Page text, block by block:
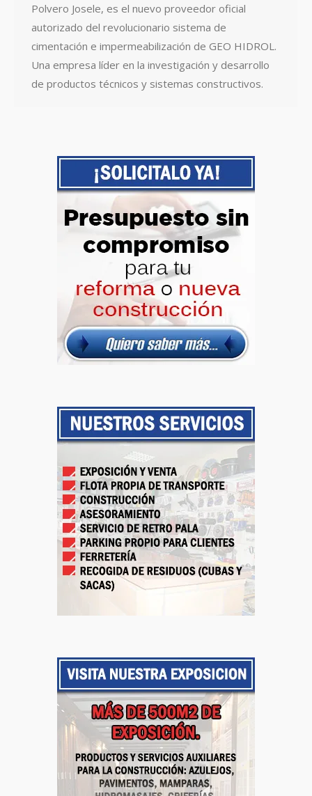
Polvero Josele, es el nuevo proveedor oficial
autorizado del revolucionario sistema de
cimentación e impermeabilización de GEO HIDROL.
Una empresa líder en la investigación y desarrollo
de productos técnicos y sistemas constructivos.